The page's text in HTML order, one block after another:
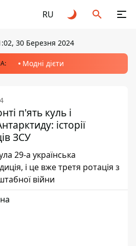
RU
30 Березня 2024
Модні дієти
п'ять куль і
історії
ЗСУ
29-а українська
і це вже третя ротація з
війни